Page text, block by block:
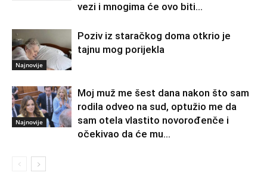
vezi i mnogima će ovo biti...
Najnovije
Poziv iz staračkog doma otkrio je
tajnu mog porijekla
Najnovije
Moj muž me šest dana nakon što sam
rodila odveo na sud, optužio me da
sam otela vlastito novorođenče i
očekivao da će mu...